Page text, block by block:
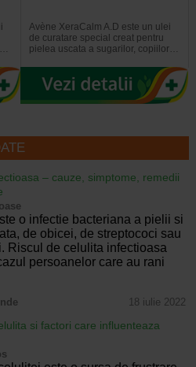
Avène XeraCalm A.D este un ulei
de curatare special creat pentru
pielea uscata a sugarilor, copiilor…
– cauze, simptome, remedii
o infectie bacteriana a pielii si
de obicei, de streptococi sau
Riscul de celulita infectioasa
persoanelor care au rani
18 iulie 2022
si factori care influenteaza